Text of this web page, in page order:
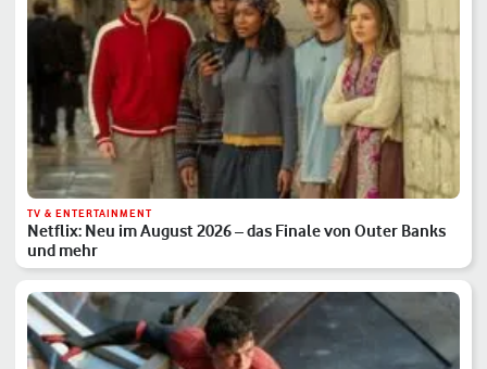
TV & ENTERTAINMENT
Netflix: Neu im August 2026 – das Finale von Outer Banks
und mehr